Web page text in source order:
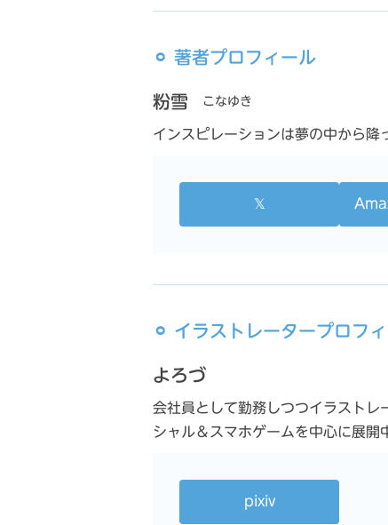
⚪︎ 著者プロフィール
粉雪 こなゆき
インスピレーションは夢の中から降
𝕏
⚪︎ イラストレータープロフ
よろづ
会社員として勤務しつつイラスト
シャル＆スマホゲームを中心に展開
pixiv